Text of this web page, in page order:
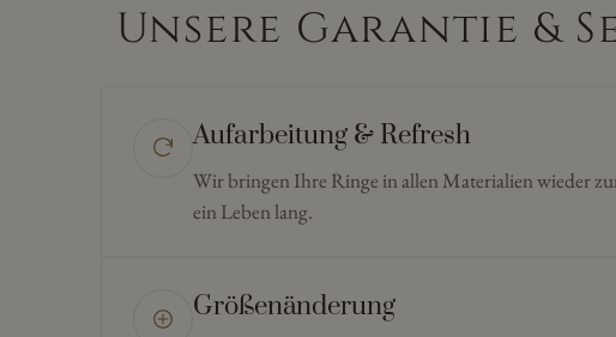
Unsere Garantie &
Aufarbeitung & Refresh
Wir bringen Ihre Ringe in allen Materialien wieder
ein Leben lang.
Größenänderung